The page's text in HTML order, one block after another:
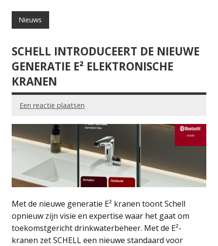
Nieuws
SCHELL INTRODUCEERT DE NIEUWE
GENERATIE E² ELEKTRONISCHE
KRANEN
Een reactie plaatsen
Met de nieuwe generatie E² kranen toont Schell
opnieuw zijn visie en expertise waar het gaat om
toekomstgericht drinkwaterbeheer. Met de E²-
kranen zet SCHELL een nieuwe standaard voor